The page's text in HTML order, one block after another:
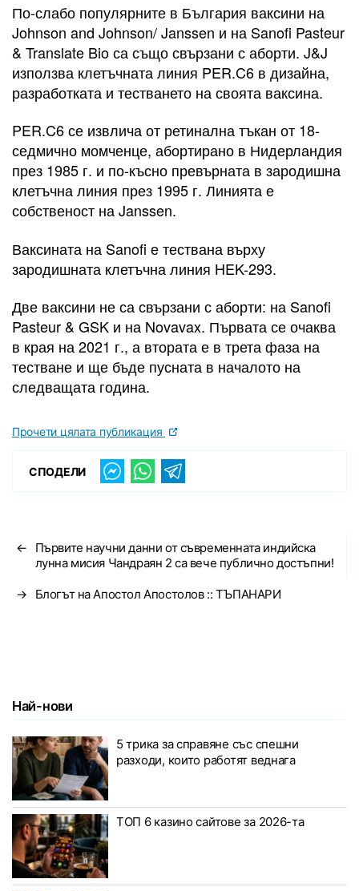
По-слабо популярните в България ваксини на
Johnson and Johnson/ Janssen и на Sanofi Pasteur
& Translate Bio са също свързани с аборти. J&J
използва клетъчната линия PER.C6 в дизайна,
разработката и тестването на своята ваксина.
PER.C6 се извлича от ретинална тъкан от 18-
седмично момченце, абортирано в Нидерландия
през 1985 г. и по-късно превърната в зародишна
клетъчна линия през 1995 г. Линията е
собственост на Janssen.
Ваксината на Sanofi е тествана върху
зародишната клетъчна линия HEK-293.
Две ваксини не са свързани с аборти: на Sanofi
Pasteur & GSK и на Novavax. Първата се очаква
в края на 2021 г., а втората е в трета фаза на
тестване и ще бъде пусната в началото на
следващата година.
Прочети цялата публикация
СПОДЕЛИ
←
Първите научни данни от съвременната индийска
лунна мисия Чандраян 2 са вече публично достъпни!
→ Блогът на Апостол Апостолов :: ТЪПАНАРИ
Най-нови
5 трика за справяне със спешни
разходи, които работят веднага
ТОП 6 казино сайтове за 2026-та